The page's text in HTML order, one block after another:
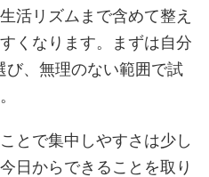
活リズムまで含めて整え
くなります。まずは自分
び、無理のない範囲で試
とで集中しやすさは少し
日からできることを取り